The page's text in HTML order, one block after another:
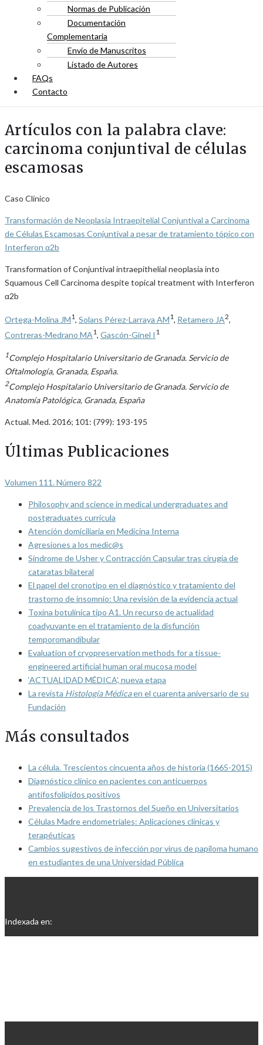
Normas de Publicación
Documentación
Complementaria
Envío de Manuscritos
Listado de Autores
FAQs
Contacto
Artículos con la palabra clave:
carcinoma conjuntival de células
escamosas
Caso Clínico
Transformación de Neoplasia Intraepitelial Conjuntival a Carcinoma
de Células Escamosas Conjuntival a pesar de tratamiento tópico con
Interferon α2b
Transformation of Conjuntival intraepithelial neoplasia into
Squamous Cell Carcinoma despite topical treatment with Interferon
α2b
Ortega-Molina JM1, Solans Pérez-Larraya AM1, Retamero JA2,
Contreras-Medrano MA1 Gascón-Ginel I 1
1Complejo Hospitalario Universitario de Granada. Servicio de
Oftalmología, Granada, España.
2Complejo Hospitalario Universitario de Granada. Servicio de
Anatomía Patológica, Granada, España
Actual. Med. 2016; 101: (799): 193-195
Últimas Publicaciones
Volumen 111. Número 822
Philosophy and science in medical undergraduates and
postgraduates curricula
Atención domiciliaria en Medicina Interna
Agresiones a los medic@s
Síndrome de Usher y Contracción Capsular tras cirugía de
cataratas bilateral
El papel del cronotipo en el diagnóstico y tratamiento del
trastorno de insomnio: Una revisión de la evidencia actual
Toxina botulínica tipo A1. Un recurso de actualidad
coadyuvante en el tratamiento de la disfunción
temporomandibular
Evaluation of cryopreservation methods for a tissue-
engineered artificial human oral mucosa model
‘ACTUALIDAD MÉDICA’, nueva etapa
La revista Histología Médicaen el cuarenta aniversario de su
Fundación
Más consultados
La célula. Trescientos cincuenta años de historia (1665-2015)
Diagnóstico clínico en pacientes con anticuerpos
antifosfolípidos positivos
Prevalencia de los Trastornos del Sueño en Universitarios
Células Madre endometriales: Aplicaciones clínicas y
terapéuticas
Cambios sugestivos de infección por virus de papiloma humano
en estudiantes de una Universidad Pública
Indexada en: